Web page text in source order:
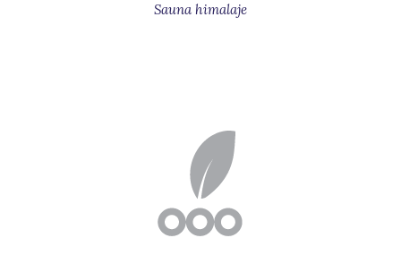
Sauna himalaje